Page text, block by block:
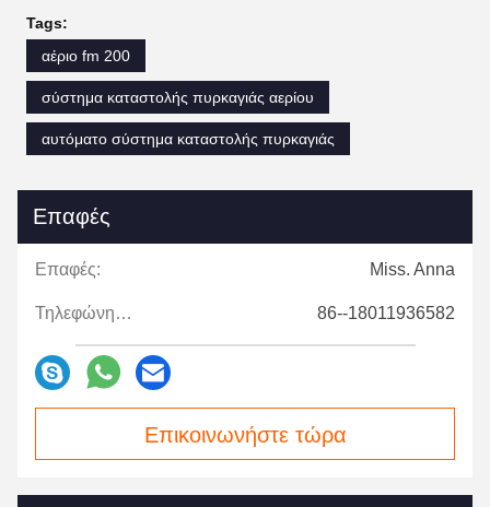
Tags:
αέριο fm 200
σύστημα καταστολής πυρκαγιάς αερίου
αυτόματο σύστημα καταστολής πυρκαγιάς
Επαφές
Επαφές: Miss. Anna
Τηλεφώνημα: 86--18011936582
Επικοινωνήστε τώρα